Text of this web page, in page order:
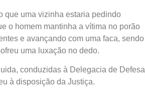
que uma vizinha estaria pedindo
o homem mantinha a vítima no porão
e avançando com uma faca, sendo
uma luxação no dedo.
conduzidas à Delegacia de Defesa
à disposição da Justiça.